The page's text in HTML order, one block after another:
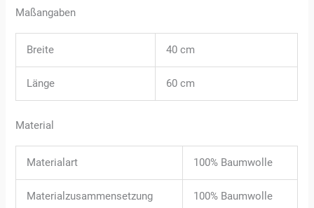
Maßangaben
Breite 40 cm
Länge 60 cm
Material
Materialart 100% Baumwolle
Materialzusammensetzung 100% Baumwolle